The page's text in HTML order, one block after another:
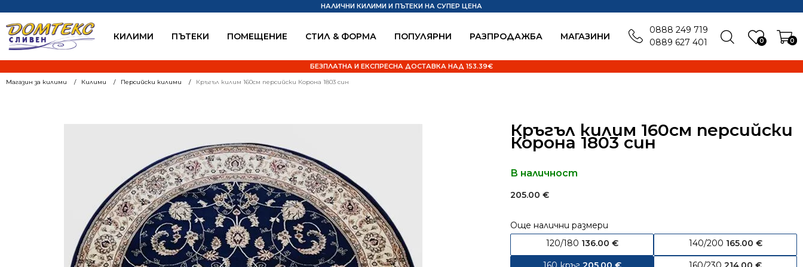
КИЛИМИ ПЪТЕКИ ПОМЕЩЕНИЕ СТИЛ & ФОРМА ПОПУЛЯРНИ РАЗПРОДАЖБА MАГАЗИНИ 0 0
НАЛИЧНИ КИЛИМИ И ПЪТЕКИ НА СУПЕР ЦЕНА
БЕЗПЛАТНА И ЕКСПРЕСНА ДОСТАВКА НАД 153.39€
0888 249 719
0889 627 401
Магазин за килими Килими Персийски килими Кръгъл килим 160см персийски Корона 1803 син
Кръгъл килим 160см персийски
Корона 1803 син
В наличност
205.00€
Още налични размери
120/180 136.00 € 140/200 165.00 €